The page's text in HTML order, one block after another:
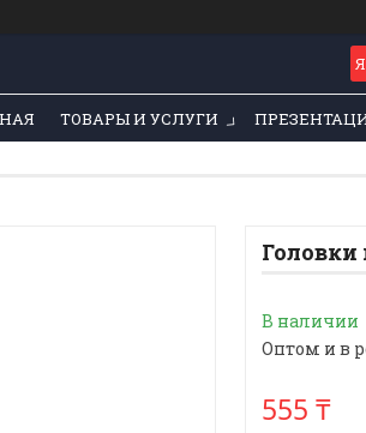
ТОВАРЫ И УСЛУГИ
В наличии
Оптом и в
555 ₸